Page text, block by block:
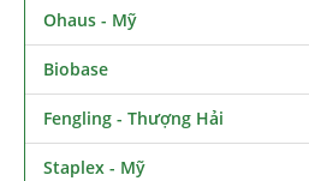
Ohaus - Mỹ
Biobase
Fengling - Thượng Hải
Staplex - Mỹ